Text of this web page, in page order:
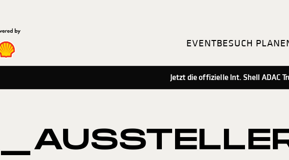
EVENTBESUCH
Jetzt die offizielle Int. Shell ADAC